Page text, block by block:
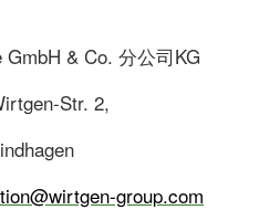
GmbH & Co. 分公司KG
Str. 2,
group.com